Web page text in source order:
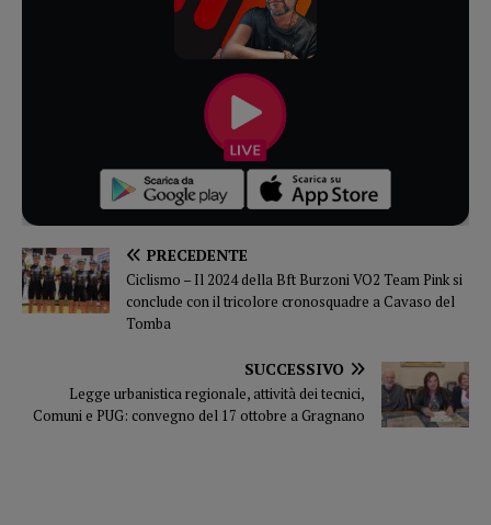
PRECEDENTE
Ciclismo – Il 2024 della Bft Burzoni VO2 Team Pink si
conclude con il tricolore cronosquadre a Cavaso del
Tomba
SUCCESSIVO
Legge urbanistica regionale, attività dei tecnici,
Comuni e PUG: convegno del 17 ottobre a Gragnano